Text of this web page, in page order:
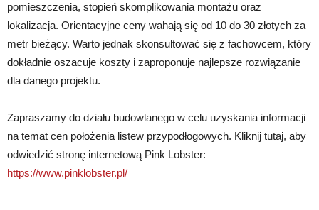
pomieszczenia, stopień skomplikowania montażu oraz
lokalizacja. Orientacyjne ceny wahają się od 10 do 30 złotych za
metr bieżący. Warto jednak skonsultować się z fachowcem, który
dokładnie oszacuje koszty i zaproponuje najlepsze rozwiązanie
dla danego projektu.
Zapraszamy do działu budowlanego w celu uzyskania informacji
na temat cen położenia listew przypodłogowych. Kliknij tutaj, aby
odwiedzić stronę internetową Pink Lobster:
https://www.pinklobster.pl/